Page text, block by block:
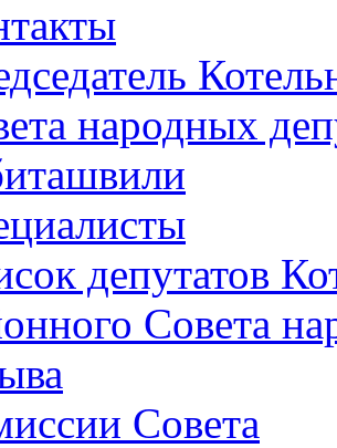
народных
депутатов
Совета
Совета